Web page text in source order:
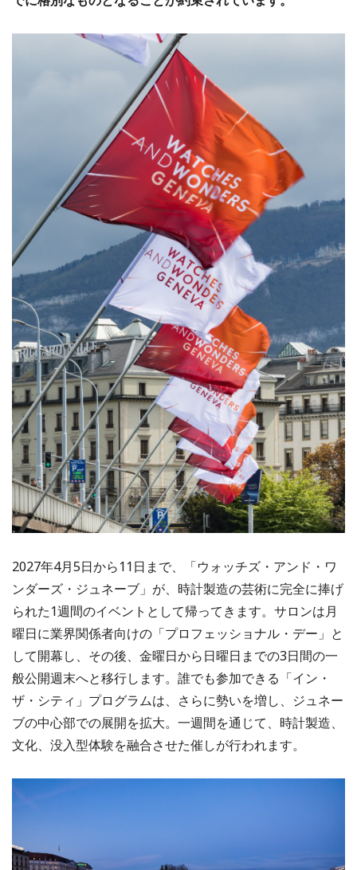
2027年4月5日から11日まで、「ウォッチズ・アンド・ワ
ンダーズ・ジュネーブ」が、時計製造の芸術に完全に捧げ
られた1週間のイベントとして帰ってきます。サロンは月
曜日に業界関係者向けの「プロフェッショナル・デー」と
して開幕し、その後、金曜日から日曜日までの3日間の一
般公開週末へと移行します。誰でも参加できる「イン・
ザ・シティ」プログラムは、さらに勢いを増し、ジュネー
ブの中心部での展開を拡大。一週間を通じて、時計製造、
文化、没入型体験を融合させた催しが行われます。